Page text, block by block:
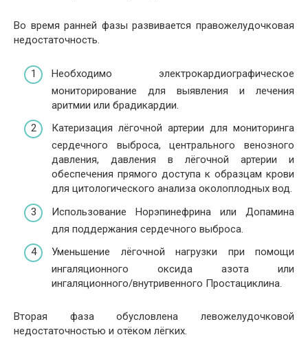
Во время ранней фазы развивается правожелудочковая
недостаточность.
Необходимо электрокардиографическое
мониторирование для выявления и лечения
аритмии или брадикардии.
Катеризация лёгочной артерии для мониторинга
сердечного выброса, центрального венозного
давления, давления в лёгочной артерии и
обеспечения прямого доступа к образцам крови
для цитологического анализа околоплодных вод.
Использование Норэпинефрина или Допамина
для поддержания сердечного выброса.
Уменьшение лёгочной нагрузки при помощи
ингаляционного оксида азота или
ингаляционного/внутривенного Простациклина.
Вторая фаза обусловлена левожелудочковой
недостаточностью и отёком лёгких.